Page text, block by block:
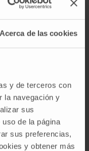
Acerca de las cookies
y de terceros con
la navegación y
sus
de la página
sus preferencias,
y obtener más
muscle
of
CV risk in
of
plus
clinical
to more
evaluate the
of SGLT2